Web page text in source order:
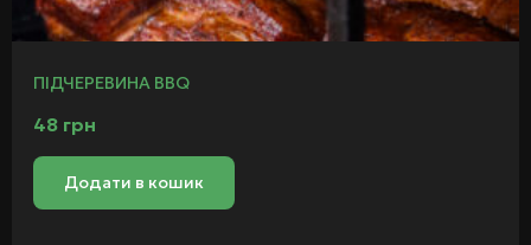
ПІДЧЕРЕВИНА BBQ
48 грн
Додати в кошик